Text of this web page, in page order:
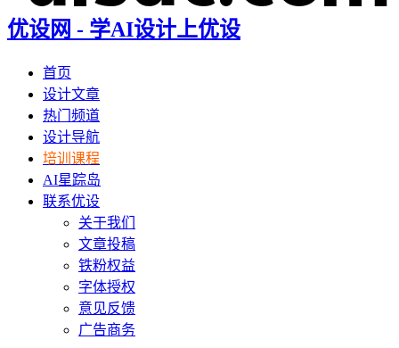
优设网 - 学AI设计上优设
首页
设计文章
热门频道
设计导航
培训课程
AI星踪岛
联系优设
关于我们
文章投稿
铁粉权益
字体授权
意见反馈
广告商务